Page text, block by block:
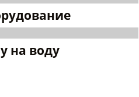
на воду